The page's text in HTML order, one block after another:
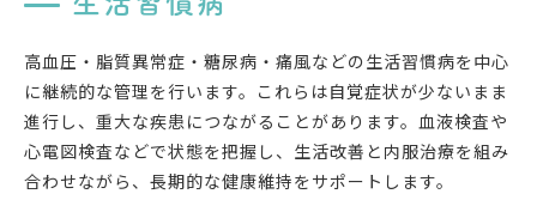
高血圧・脂質異常症・糖尿病・痛風などの生活習慣病を中心
に継続的な管理を行います。これらは自覚症状が少ないまま
進行し、重大な疾患につながることがあります。血液検査や
心電図検査などで状態を把握し、生活改善と内服治療を組み
合わせながら、長期的な健康維持をサポートします。